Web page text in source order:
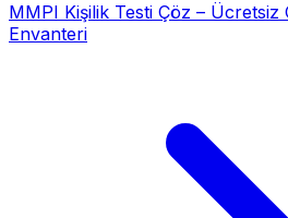
MMPI Kişilik Testi Çöz – Ücretsiz
Envanteri